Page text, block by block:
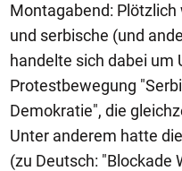
Montagabend:
und serbische (und
handelte sich dabei um
Protestbewegung
Demokratie", die
Unter anderem hatte
(zu Deutsch: "Blockade